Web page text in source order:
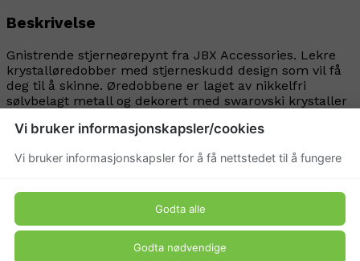
Beskrivelse
Gnistrende stjerneørepynt fra JBX Accessories. Lekre
krystalløredobber med stjerneskudd design som vil få
deg til å skinne. Øredobbene er laget av nikkelfri
sølvbelagt metall og dekorert med swarovski krystaller
Produkt pris
Vi bruker informasjonskapsler/cookies
Vi bruker informasjonskapsler for å få nettstedet til å fungere
Godta alle
Godta nødvendige